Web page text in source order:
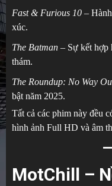
Fast & Furious 10 –
xúc.
The Batman – Sự kết hợp
thám.
The Roundup: No Way
bật năm 2025.
Tất cả các phim này đều
hình ảnh Full HD và âm
MotChill –